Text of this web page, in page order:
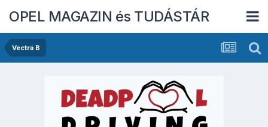
OPEL MAGAZIN és TUDÁSTÁR
Vectra B